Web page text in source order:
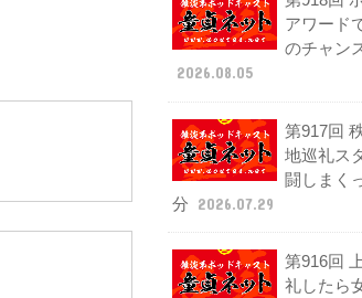
アワード
のチャン
2026.08.05
第917回
地巡礼ス
闘しまく
分
2026.07.29
第916回
礼したら